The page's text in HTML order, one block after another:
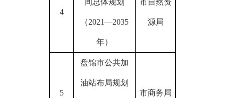
4
间总体规划
（2021—2035
年）
市自然资
源局
5
盘锦市公共加
油站布局规划
市商务局